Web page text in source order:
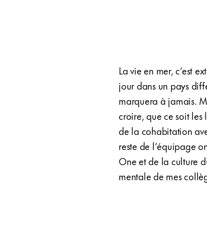
La vie en mer, c’est
jour dans un pays
marquera à jamais.
croire, que ce soit
de la cohabitation
reste de l’équipage
One et de la culture
mentale de mes